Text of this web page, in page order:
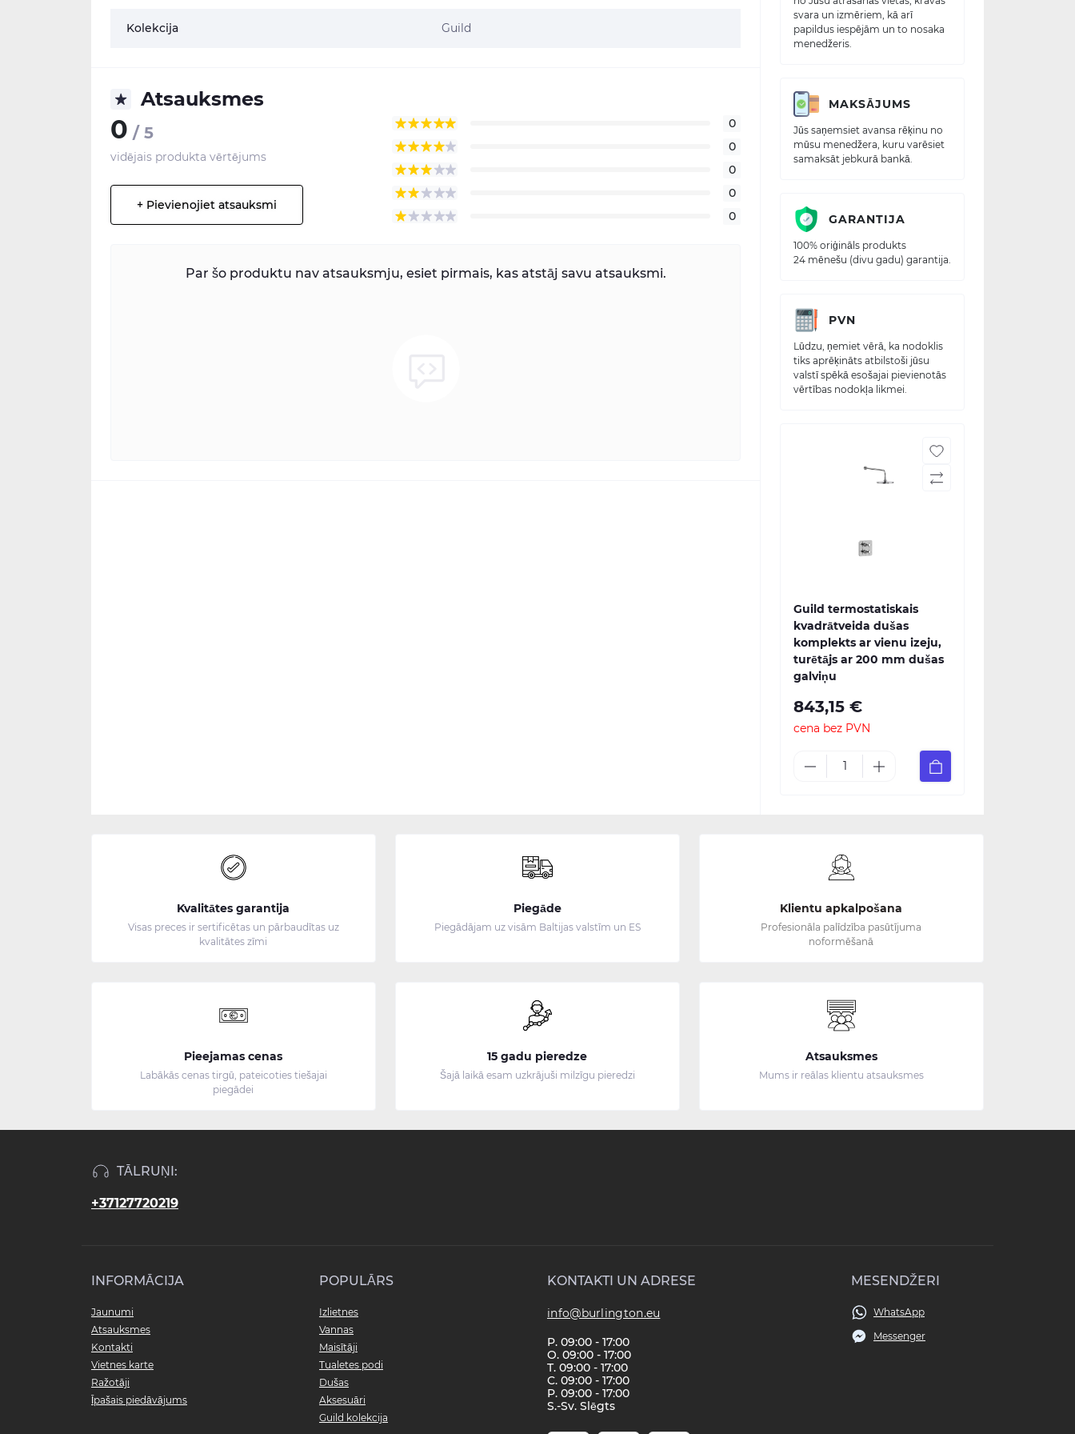
Kolekcija Guild
Atsauksmes
0 / 5
vidējais produkta vērtējums
+ Pievienojiet atsauksmi
0
0
0
0
0
Par šo produktu nav atsauksmju, esiet pirmais, kas atstāj savu atsauksmi.
svara un izmēriem, kā arī
papildus iespējām un to nosaka
menedžeris.
MAKSĀJUMS
Jūs saņemsiet avansa rēķinu no
mūsu menedžera, kuru varēsiet
samaksāt jebkurā bankā.
GARANTIJA
100% oriģināls produkts
24 mēnešu (divu gadu) garantija.
PVN
Lūdzu, ņemiet vērā, ka nodoklis
tiks aprēķināts atbilstoši jūsu
valstī spēkā esošajai pievienotās
vērtības nodokļa likmei.
Guild termostatiskais
kvadrātveida dušas
komplekts ar vienu izeju,
turētājs ar 200 mm dušas
galviņu
843,15 €
cena bez PVN
Kvalitātes garantija
Visas preces ir sertificētas un pārbaudītas uz
kvalitātes zīmi
Piegāde
Piegādājam uz visām Baltijas valstīm un ES
Klientu apkalpošana
Profesionāla palīdzība pasūtījuma
noformēšanā
Pieejamas cenas
Labākās cenas tirgū, pateicoties tiešajai
piegādei
15 gadu pieredze
Šajā laikā esam uzkrājuši milzīgu pieredzi
Atsauksmes
Mums ir reālas klientu atsauksmes
TĀLRUŅI:
+37127720219
INFORMĀCIJA
Jaunumi
Atsauksmes
Kontakti
Vietnes karte
Ražotāji
Īpašais piedāvājums
POPULĀRS
Izlietnes
Vannas
Maisītāji
Tualetes podi
Dušas
Aksesuāri
Guild kolekcija
KONTAKTI UN ADRESE
info@burlington.eu
P. 09:00 - 17:00
O. 09:00 - 17:00
T. 09:00 - 17:00
C. 09:00 - 17:00
P. 09:00 - 17:00
S.-Sv. Slēgts
MESENDŽERI
WhatsApp
Messenger